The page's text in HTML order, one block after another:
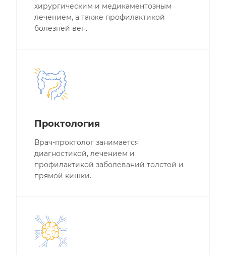
хирургическим и медикаментозным
лечением, а также профилактикой
болезней вен.
Проктология
Врач-проктолог занимается
диагностикой, лечением и
профилактикой заболеваний толстой и
прямой кишки.